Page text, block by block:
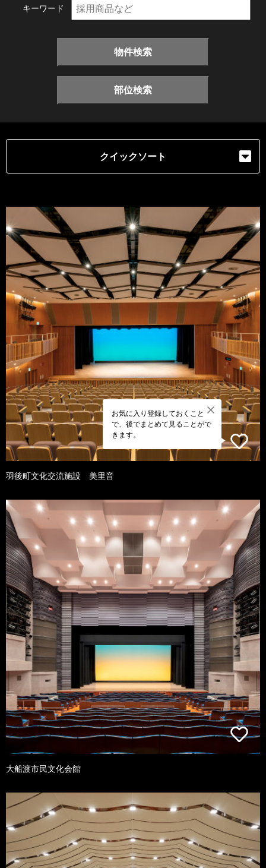
キーワード
物件検索
部位検索
クイックソート
お気に入り登録しておくこと
で、後でまとめて見ることがで
きます。
羽後町文化交流施設 美里音
大船渡市民文化会館